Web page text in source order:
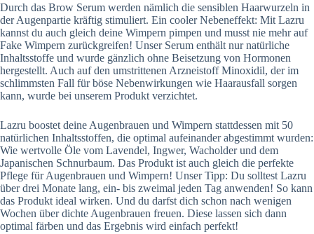
Durch das Brow Serum werden nämlich die sensiblen Haarwurzeln in
der Augenpartie kräftig stimuliert. Ein cooler Nebeneffekt: Mit Lazru
kannst du auch gleich deine Wimpern pimpen und musst nie mehr auf
Fake Wimpern zurückgreifen! Unser Serum enthält nur natürliche
Inhaltsstoffe und wurde gänzlich ohne Beisetzung von Hormonen
hergestellt. Auch auf den umstrittenen Arzneistoff Minoxidil, der im
schlimmsten Fall für böse Nebenwirkungen wie Haarausfall sorgen
kann, wurde bei unserem Produkt verzichtet.
Lazru boostet deine Augenbrauen und Wimpern stattdessen mit 50
natürlichen Inhaltsstoffen, die optimal aufeinander abgestimmt wurden:
Wie wertvolle Öle vom Lavendel, Ingwer, Wacholder und dem
Japanischen Schnurbaum. Das Produkt ist auch gleich die perfekte
Pflege für Augenbrauen und Wimpern! Unser Tipp: Du solltest Lazru
über drei Monate lang, ein- bis zweimal jeden Tag anwenden! So kann
das Produkt ideal wirken. Und du darfst dich schon nach wenigen
Wochen über dichte Augenbrauen freuen. Diese lassen sich dann
optimal färben und das Ergebnis wird einfach perfekt!